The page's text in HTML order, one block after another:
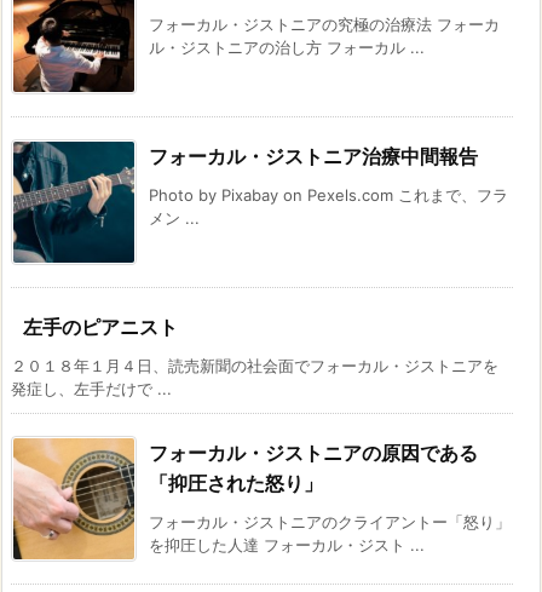
フォーカル・ジストニアの究極の治療法 フォーカ
ル・ジストニアの治し方 フォーカル ...
フォーカル・ジストニア治療中間報告
Photo by Pixabay on Pexels.com これまで、フラ
メン ...
左手のピアニスト
２０１８年１月４日、読売新聞の社会面でフォーカル・ジストニアを
発症し、左手だけで ...
フォーカル・ジストニアの原因である
「抑圧された怒り」
フォーカル・ジストニアのクライアントー「怒り」
を抑圧した人達 フォーカル・ジスト ...